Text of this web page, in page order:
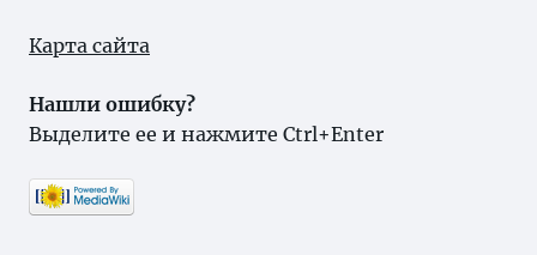
Карта сайта
Нашли ошибку?
Выделите ее и нажмите Ctrl+Enter